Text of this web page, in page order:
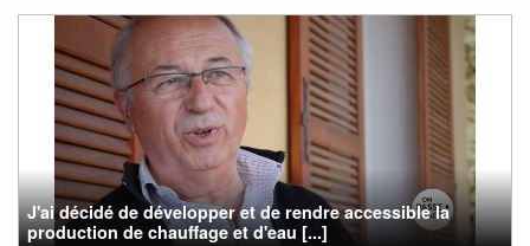
J'ai décidé de développer et de rendre accessible la
production de chauffage et d'eau [...]